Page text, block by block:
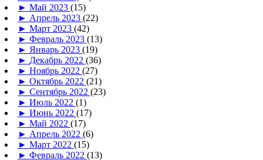
► Май 2023 (15)
► Апрель 2023 (22)
► Март 2023 (42)
► Февраль 2023 (13)
► Январь 2023 (19)
► Декабрь 2022 (36)
► Ноябрь 2022 (27)
► Октябрь 2022 (21)
► Сентябрь 2022 (23)
► Июль 2022 (1)
► Июнь 2022 (17)
► Май 2022 (17)
► Апрель 2022 (6)
► Март 2022 (15)
► Февраль 2022 (13)